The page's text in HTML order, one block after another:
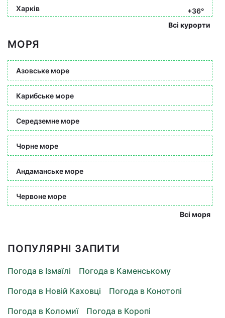
Харків
+36°
Всі курорти
МОРЯ
Азовське море
Карибське море
Середземне море
Чорне море
Андаманське море
Червоне море
Всі моря
ПОПУЛЯРНІ ЗАПИТИ
Погода в Ізмаїлі
Погода в Каменському
Погода в Новій Каховці
Погода в Конотопі
Погода в Коломиї
Погода в Коропі